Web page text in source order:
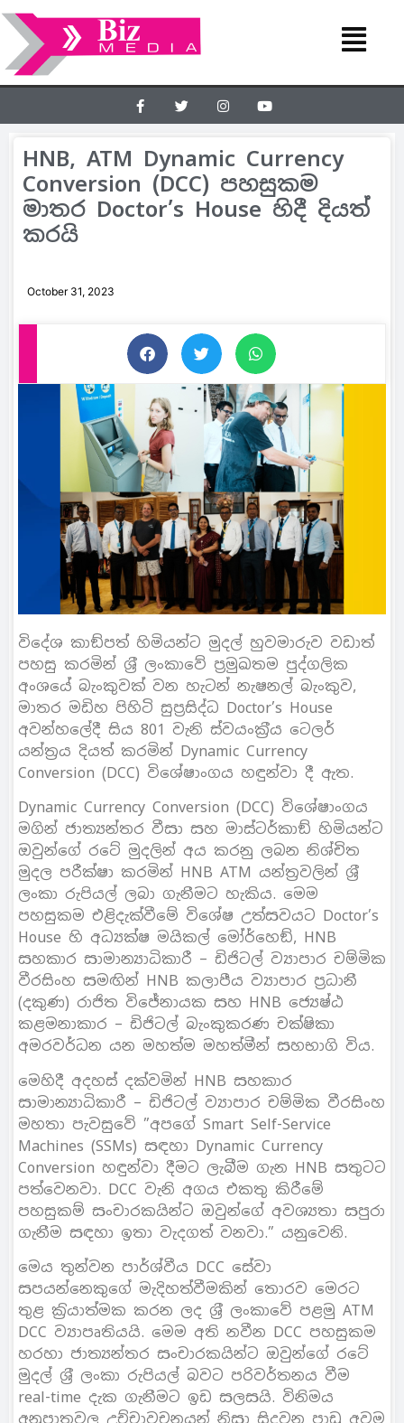
HNB, ATM Dynamic Currency
Conversion (DCC) පහසුකම
මාතර Doctor’s House හිදී දියත්
කරයි
October 31, 2023
විදේශ කාඞ්පත් හිමියන්ට මුදල් හුවමාරුව වඩාත්
පහසු කරමින් ශ‍්‍රී ලංකාවේ ප‍්‍රමුඛතම පුද්ගලික
අංශයේ බැංකුවක් වන හැටන් නැෂනල් බැංකුව,
මාතර මඩිහ පිහිටි සුප‍්‍රසිද්ධ Doctor’s House
අවන්හලේදී සිය 801 වැනි ස්වයංක‍්‍රීය ටෙලර්
යන්ත‍්‍රය දියත් කරමින් Dynamic Currency
Conversion (DCC) විශේෂාංගය හඳුන්වා දී ඇත.
Dynamic Currency Conversion (DCC) විශේෂාංගය
මගින් ජාත්‍යන්තර වීසා සහ මාස්ටර්කාඞ් හිමියන්ට
ඔවුන්ගේ රටේ මුදලින් අය කරනු ලබන නිශ්චිත
මුදල පරීක්ෂා කරමින් HNB ATM යන්ත‍්‍රවලින් ශ‍්‍රී
ලංකා රුපියල් ලබා ගැනීමට හැකිය. මෙම
පහසුකම එළිදැක්වීමේ විශේෂ උත්සවයට Doctor’s
House හි අධ්‍යක්ෂ මයිකල් මෝර්හෙඞ්, HNB
සහකාර සාමාන්‍යාධිකාරී – ඩිජිටල් ව්‍යාපාර චම්මික
වීරසිංහ සමඟින් HNB කලාපීය ව්‍යාපාර ප‍්‍රධානී
(දකුණ) රාජිත විජේනායක සහ HNB ජ්‍යෙෂ්ඨ
කළමනාකාර – ඩිජිටල් බැංකුකරණ චක්ෂිකා
අමරවර්ධන යන මහත්ම මහත්මීන් සහභාගි විය.
මෙහිදී අදහස් දක්වමින් HNB සහකාර
සාමාන්‍යාධිකාරී – ඩිජිටල් ව්‍යාපාර චම්මික වීරසිංහ
මහතා පැවසුවේ ”අපගේ Smart Self-Service
Machines (SSMs) සඳහා Dynamic Currency
Conversion හඳුන්වා දීමට ලැබීම ගැන HNB සතුටට
පත්වෙනවා. DCC වැනි අගය එකතු කිරීමේ
පහසුකම් සංචාරකයින්ට ඔවුන්ගේ අවශ්‍යතා සපුරා
ගැනීම සඳහා ඉතා වැදගත් වනවා.” යනුවෙනි.
මෙය තුන්වන පාර්ශ්වීය DCC සේවා
සපයන්නෙකුගේ මැදිහත්වීමකින් තොරව මෙරට
තුළ ක‍්‍රියාත්මක කරන ලද ශ‍්‍රී ලංකාවේ පළමු ATM
DCC ව්‍යාපෘතියයි. මෙම අති නවීන DCC පහසුකම
හරහා ජාත්‍යන්තර සංචාරකයින්ට ඔවුන්ගේ රටේ
මුදල් ශ‍්‍රී ලංකා රුපියල් බවට පරිවර්තනය වීම
real-time දැක ගැනීමට ඉඩ සලසයි. විනිමය
අනුපාතවල උච්චාවචනයන් නිසා සිදුවන පාඩු අවම